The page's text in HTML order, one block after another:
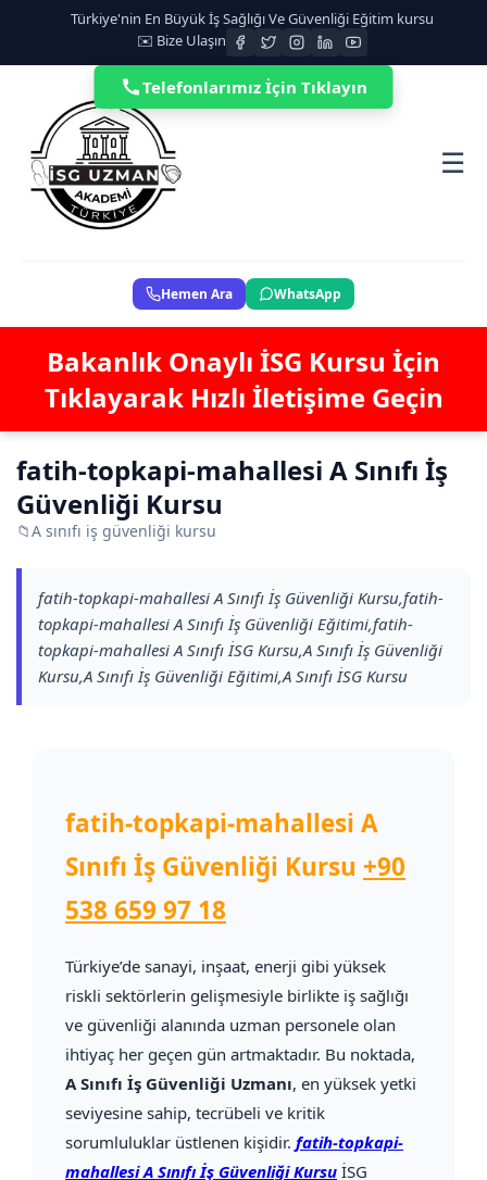
Türkiye'nin En Büyük İş Sağlığı Ve Güvenliği Eğitim kursu
✉️ Bize Ulaşın
☰
Hemen Ara WhatsApp
Bakanlık Onaylı İSG Kursu İçin
Tıklayarak Hızlı İletişime Geçin
fatih-topkapi-mahallesi A Sınıfı İş
Güvenliği Kursu
📁A sınıfı iş güvenliği kursu
fatih-topkapi-mahallesi A Sınıfı İş Güvenliği Kursu,fatih-
topkapi-mahallesi A Sınıfı İş Güvenliği Eğitimi,fatih-
topkapi-mahallesi A Sınıfı İSG Kursu,A Sınıfı İş Güvenliği
Kursu,A Sınıfı İş Güvenliği Eğitimi,A Sınıfı İSG Kursu
fatih-topkapi-mahallesi A
Sınıfı İş Güvenliği Kursu +90
538 659 97 18
Türkiye’de sanayi, inşaat, enerji gibi yüksek
riskli sektörlerin gelişmesiyle birlikte iş sağlığı
ve güvenliği alanında uzman personele olan
ihtiyaç her geçen gün artmaktadır. Bu noktada,
A Sınıfı İş Güvenliği Uzmanı, en yüksek yetki
seviyesine sahip, tecrübeli ve kritik
sorumluluklar üstlenen kişidir. fatih-topkapi-
mahallesi A Sınıfı İş Güvenliği Kursu İSG
Telefonlarımız İçin Tıklayın